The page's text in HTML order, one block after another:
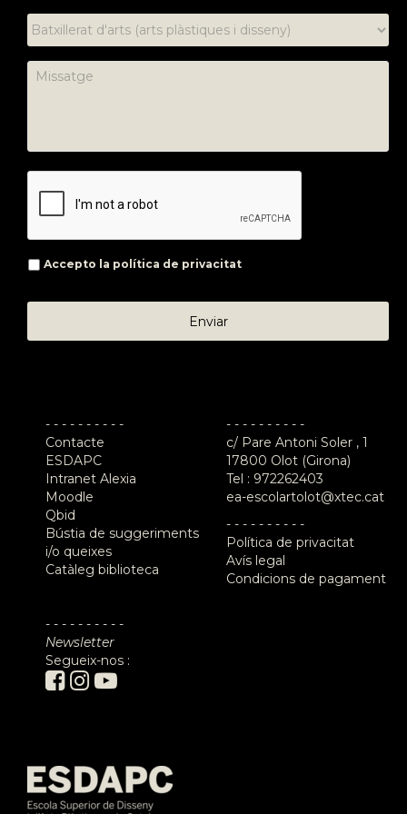
Accepto la política de privacitat
- - - - - - - - - -
Contacte
ESDAPC
Intranet Alexia
Moodle
Qbid
Bústia de suggeriments
i/o queixes
Catàleg biblioteca
- - - - - - - - - -
Newsletter
Segueix-nos :
- - - - - - - - - -
c/ Pare Antoni Soler , 1
17800 Olot (Girona)
Tel : 972262403
ea-escolartolot@xtec.cat
- - - - - - - - - -
Política de privacitat
Avís legal
Condicions de pagament